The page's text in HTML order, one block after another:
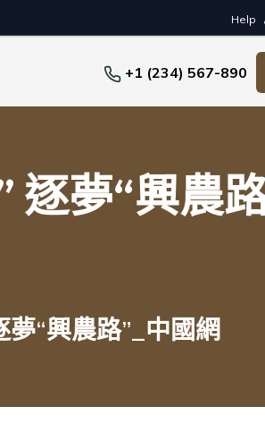
Help
+1 (234) 567-890
逐夢“興農
“興農路”_中國網